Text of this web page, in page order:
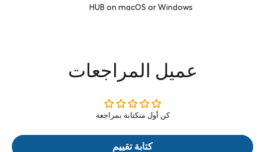
HUB on macOS or Windows
عميل المراجعات
كن أول منكتابة بمراجعة
كتابة تقييم